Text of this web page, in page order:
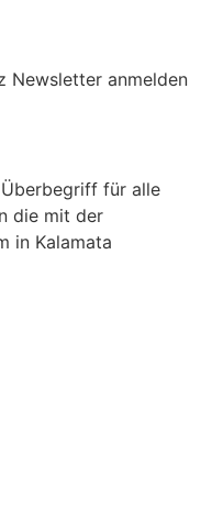
Newsletter anmelden
Überbegriff für alle
die mit der
in Kalamata